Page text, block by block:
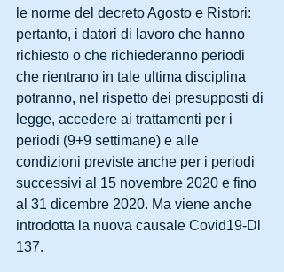
le norme del decreto Agosto e Ristori:
pertanto, i datori di lavoro che hanno
richiesto o che richiederanno periodi
che rientrano in tale ultima disciplina
potranno, nel rispetto dei presupposti di
legge, accedere ai trattamenti per i
periodi (9+9 settimane) e alle
condizioni previste anche per i periodi
successivi al 15 novembre 2020 e fino
al 31 dicembre 2020. Ma viene anche
introdotta la nuova causale Covid19-Dl
137.